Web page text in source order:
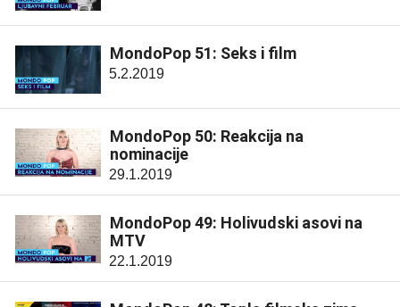
MondoPop 51: Seks i film
5.2.2019
MondoPop 50: Reakcija na
nominacije
29.1.2019
MondoPop 49: Holivudski asovi na
MTV
22.1.2019